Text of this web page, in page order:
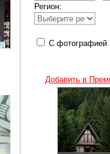
Регион:
С фотографией
Добавить в